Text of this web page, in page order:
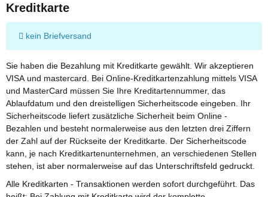
Kreditkarte
kein Briefversand
Sie haben die Bezahlung mit Kreditkarte gewählt. Wir akzeptieren
VISA und mastercard. Bei Online-Kreditkartenzahlung mittels VISA
und MasterCard müssen Sie Ihre Kreditartennummer, das
Ablaufdatum und den dreistelligen Sicherheitscode eingeben. Ihr
Sicherheitscode liefert zusätzliche Sicherheit beim Online -
Bezahlen und besteht normalerweise aus den letzten drei Ziffern
der Zahl auf der Rückseite der Kreditkarte. Der Sicherheitscode
kann, je nach Kreditkartenunternehmen, an verschiedenen Stellen
stehen, ist aber normalerweise auf das Unterschriftsfeld gedruckt.
Alle Kreditkarten - Transaktionen werden sofort durchgeführt. Das